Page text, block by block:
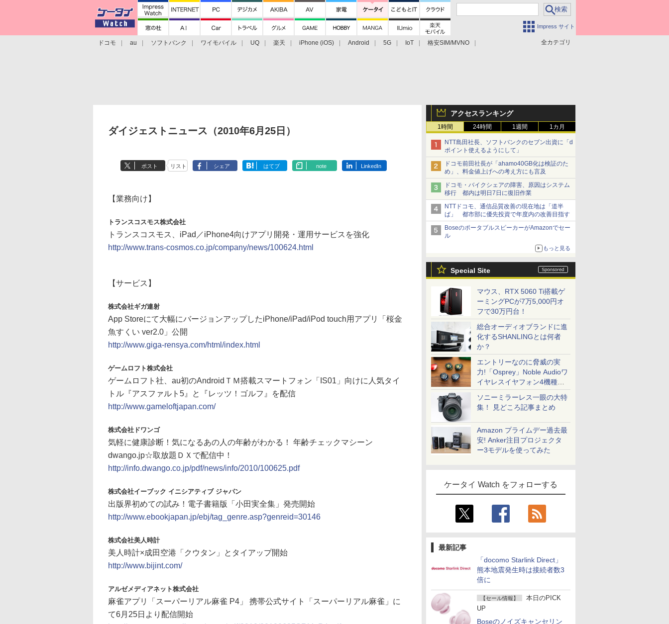
Impress サイト
全カテゴリ
ドコモ au ソフトバンク ワイモバイル UQ 楽天 iPhone (iOS) Android 5G IoT
格安SIM/MVNO
アクセスランキング
1時間 24時間 1週間 1カ月
NTT島田社長、ソフトバンクのセブン出資に「d
ポイント使えるようにして」
ドコモ前田社長が「ahamo40GB化は検証のた
め」、料金値上げへの考え方にも言及
ドコモ・バイクシェアの障害、原因はシステム
移行 都内は明日7日に復旧作業
NTTドコモ、通信品質改善の現在地は「道半
ば」 都市部に優先投資で年度内の改善目指す
BoseのポータブルスピーカーがAmazonでセー
ル
もっと見る
Special Site
マウス、RTX 5060 Ti搭載ゲ
ーミングPCが7万5,000円オ
フで30万円台！
総合オーディオブランドに進
化するSHANLINGとは何者
か？
エントリーなのに脅威の実
力!「Osprey」Noble Audioワ
イヤレスイヤフォン4機種を
一気に聴く
ソニーミラーレス一眼の大特
集！ 見どころ記事まとめ
Amazon プライムデー過去最
安! Anker注目プロジェクタ
ー3モデルを使ってみた
ケータイ Watch をフォローする
最新記事
「docomo Starlink Direct」
熊本地震発生時は接続者数3
倍に
【セール情報】
本日のPICK
UP
Boseのノイズキャンセリン
ダイジェストニュース（2010年6月25日）
ポスト リスト シェア はてブ note LinkedIn
【業務向け】
トランスコスモス株式会社
トランスコスモス、iPad／iPhone4向けアプリ開発・運用サービスを強化
http://www.trans-cosmos.co.jp/company/news/100624.html
【サービス】
株式会社ギガ連射
App Storeにて大幅にバージョンアップしたiPhone/iPad/iPod touch用アプリ「桜金
魚すくい ver2.0」公開
http://www.giga-rensya.com/html/index.html
ゲームロフト株式会社
ゲームロフト社、au初のAndroidＴＭ搭載スマートフォン「IS01」向けに人気タイ
トル『アスファルト5』と『レッツ！ゴルフ』を配信
http://www.gameloftjapan.com/
株式会社ドワンゴ
気軽に健康診断！気になるあの人の年齢がわかる！ 年齢チェックマシーン
dwango.jp☆取放題ＤＸで配信中！
http://info.dwango.co.jp/pdf/news/info/2010/100625.pdf
株式会社イーブック イニシアティブ ジャパン
出版界初めての試み！電子書籍版「小田実全集」発売開始
http://www.ebookjapan.jp/ebj/tag_genre.asp?genreid=30146
株式会社美人時計
美人時計×成田空港「クウタン」とタイアップ開始
http://www.bijint.com/
アルゼメディアネット株式会社
麻雀アプリ「スーパーリアル麻雀 P4」 携帯公式サイト「スーパーリアル麻雀」に
て6月25日より配信開始